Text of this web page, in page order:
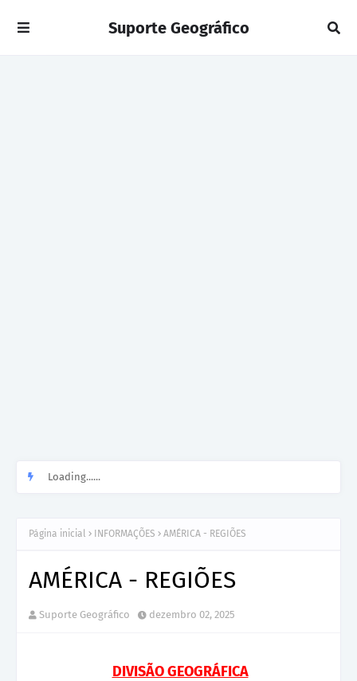
Suporte Geográfico
Loading......
Página inicial INFORMAÇÕES AMÉRICA - REGIÕES
AMÉRICA - REGIÕES
Suporte Geográfico dezembro 02, 2025
DIVISÃO GEOGRÁFICA